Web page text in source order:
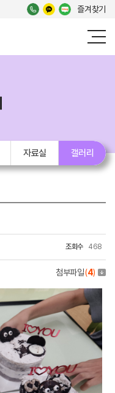
즐겨찾기
자료실 갤러리
조회수 468
첨부파일(4)